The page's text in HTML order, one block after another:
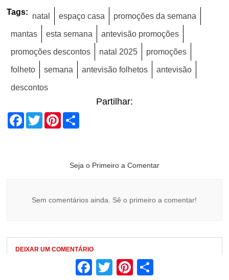
Tags: natal espaço casa promoções da semana
mantas esta semana antevisão promoções
promoções descontos natal 2025 promoções
folheto semana antevisão folhetos antevisão
descontos
Partilhar:
Facebook
TwitterPinterest
Seja o Primeiro a Comentar
Sem comentários ainda. Sê o primeiro a comentar!
DEIXAR UM COMENTÁRIO
A TUA MENSAGEM
Facebook Twitter Pinterest